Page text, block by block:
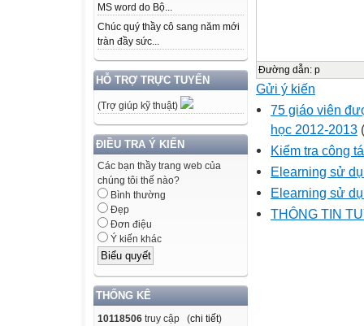
MS word do Bộ...
Chúc quý thầy cô sang năm mới
tràn đầy sức...
HỖ TRỢ TRỰC TUYẾN
(Trợ giúp kỹ thuật)
ĐIỀU TRA Ý KIẾN
Các bạn thầy trang web của
chúng tôi thế nào?
Bình thường
Đẹp
Đơn điệu
Ý kiến khác
THỐNG KÊ
10118506 truy cập (chi tiết)
Đường dẫn: p
Gửi ý kiến
75 giáo viên
học 2012-2013
Kiểm tra công
Elearning sử
Elearning sử
THÔNG TIN